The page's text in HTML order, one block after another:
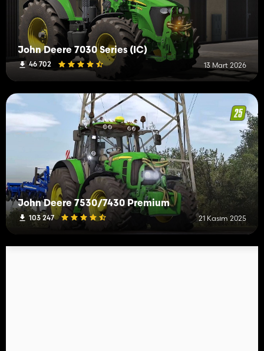
John Deere 7030 Series (IC)
46 702 13 Mart 2026
John Deere 7530/7430 Premium
103 247 21 Kasım 2025